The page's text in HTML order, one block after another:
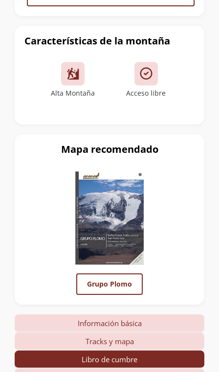
Características de la montaña
Alta Montaña Acceso libre
Mapa recomendado
Grupo Plomo
Información básica
Tracks y mapa
Libro de cumbre